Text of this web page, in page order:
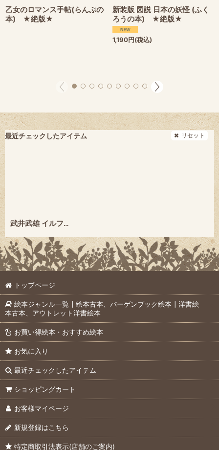
乙女のロマンス手帖(らんぷの
本) ★絶版★
新装版 図説 日本の妖怪 (ふく
ろうの本) ★絶版★
1,190円(税込)
最近チェックしたアイテム リセット
武井武雄 イルフの王様 (らんぷの本) ★河出書房新社・絶版★
トップページ
絵本ジャンル一覧┃絵本古本、バーゲンブック絵本┃洋書絵
本古本、アウトレット洋書絵本
お買い得絵本・おすすめ絵本
お気に入り
最近チェックしたアイテム
ショッピングカート
お客様マイページ
新規登録はこちら
特定商取引法表示(店舗のご案内)